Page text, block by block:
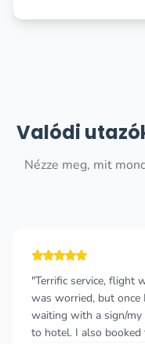
Valódi
Nézze meg, mit
"Terrific service, flight
was worried, but
waiting with a sign/
to hotel. I also booked